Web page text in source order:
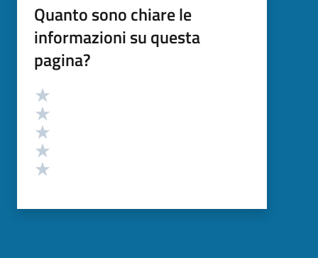
Quanto sono chiare le
informazioni su questa
pagina?
Valutazione